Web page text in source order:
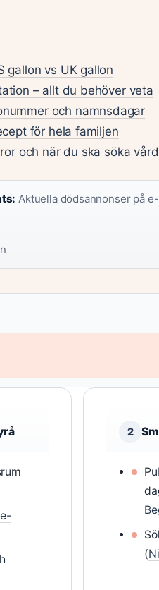
gallon vs UK gallon
– allt du behöver veta
och namnsdagar
för hela familjen
och när du ska söka vård
Aktuella dödsannonser på e-
e-
2
(